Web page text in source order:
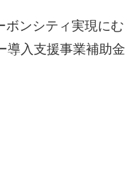
ンシティ実現にむ
導入支援事業補助金